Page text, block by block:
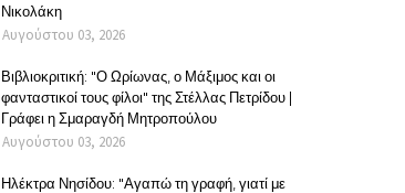
Νικολάκη
Αυγούστου 03, 2026
Βιβλιοκριτική: "Ο Ωρίωνας, ο Μάξιμος και οι
φανταστικοί τους φίλοι" της Στέλλας Πετρίδου |
Γράφει η Σμαραγδή Μητροπούλου
Αυγούστου 03, 2026
Ηλέκτρα Νησίδου: "Αγαπώ τη γραφή, γιατί με